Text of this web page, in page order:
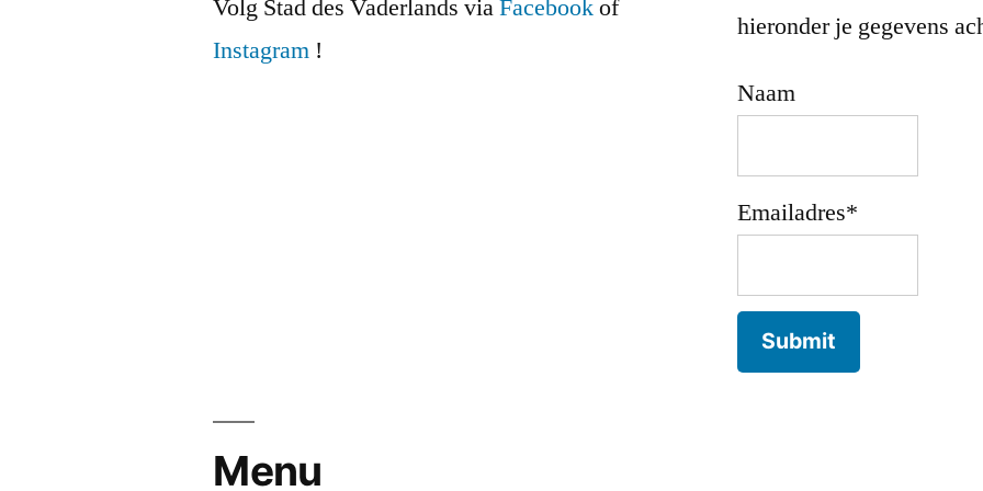
Volg Stad des Vaderlands viaFacebookof
Instagram !
hieronder je gegevens
Naam
Emailadres*
Menu